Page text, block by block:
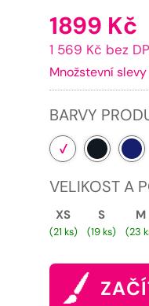
1899 Kč
je:
1 569 Kč bez
Množstevní slevy
BARVY
VELIKOST A
XS
(21 ks)
S
(19 ks)
M
(23